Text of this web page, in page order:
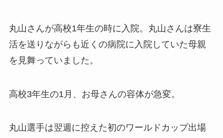
丸山さんが高校1年生の時に入院。丸山さんは寮生
活を送りながらも近くの病院に入院していた母親
を見舞っていました。
高校3年生の1月、お母さんの容体が急変。
丸山選手は翌週に控えた初のワールドカップ出場